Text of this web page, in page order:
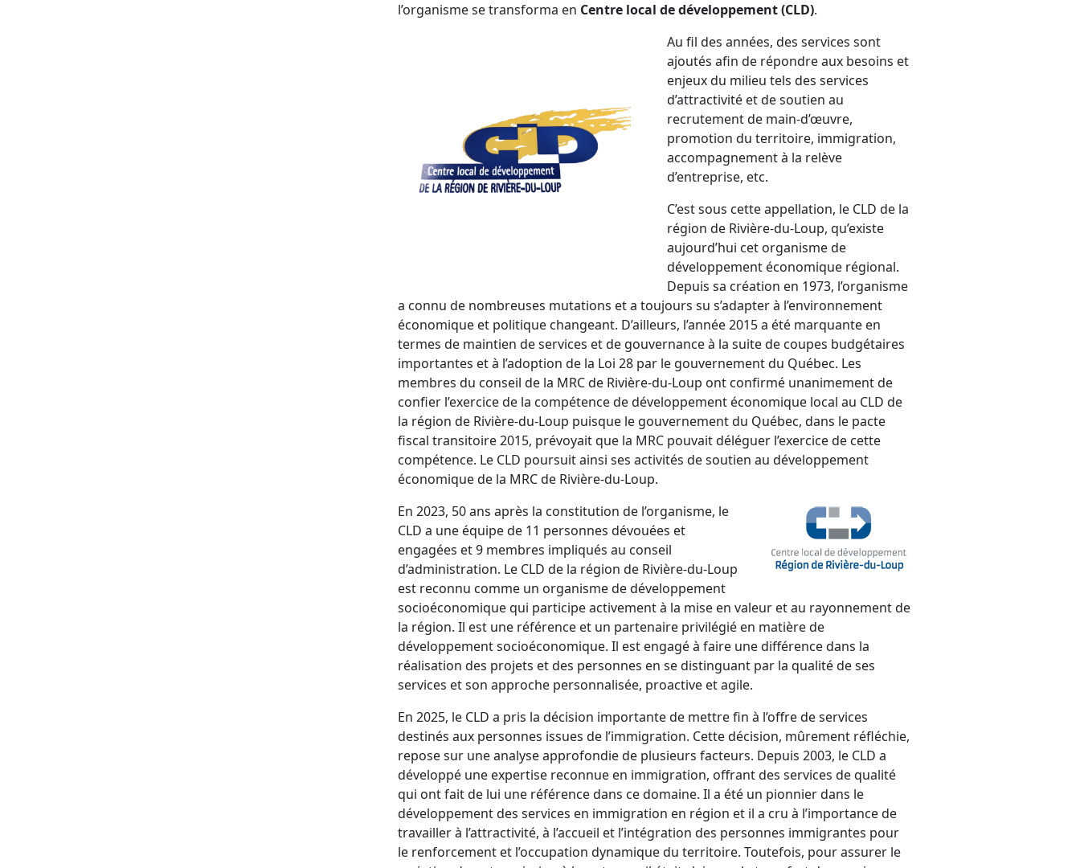
l’organisme se transforma en Centre local de développement (CLD).
Au fil des années, des services sont
ajoutés afin de répondre aux besoins et
enjeux du milieu tels des services
d’attractivité et de soutien au
recrutement de main-d’œuvre,
promotion du territoire, immigration,
accompagnement à la relève
d’entreprise, etc.
C’est sous cette appellation, le CLD de la
région de Rivière-du-Loup, qu’existe
aujourd’hui cet organisme de
développement économique régional.
Depuis sa création en 1973, l’organisme
a connu de nombreuses mutations et a toujours su s’adapter à l’environnement
économique et politique changeant. D’ailleurs, l’année 2015 a été marquante en
termes de maintien de services et de gouvernance à la suite de coupes budgétaires
importantes et à l’adoption de la Loi 28 par le gouvernement du Québec. Les
membres du conseil de la MRC de Rivière-du-Loup ont confirmé unanimement de
confier l’exercice de la compétence de développement économique local au CLD de
la région de Rivière-du-Loup puisque le gouvernement du Québec, dans le pacte
fiscal transitoire 2015, prévoyait que la MRC pouvait déléguer l’exercice de cette
compétence. Le CLD poursuit ainsi ses activités de soutien au développement
économique de la MRC de Rivière-du-Loup.
En 2023, 50 ans après la constitution de l’organisme, le
CLD a une équipe de 11 personnes dévouées et
engagées et 9 membres impliqués au conseil
d’administration. Le CLD de la région de Rivière-du-Loup
est reconnu comme un organisme de développement
socioéconomique qui participe activement à la mise en valeur et au rayonnement de
la région. Il est une référence et un partenaire privilégié en matière de
développement socioéconomique. Il est engagé à faire une différence dans la
réalisation des projets et des personnes en se distinguant par la qualité de ses
services et son approche personnalisée, proactive et agile.
En 2025, le CLD a pris la décision importante de mettre fin à l’offre de services
destinés aux personnes issues de l’immigration. Cette décision, mûrement réfléchie,
repose sur une analyse approfondie de plusieurs facteurs. Depuis 2003, le CLD a
développé une expertise reconnue en immigration, offrant des services de qualité
qui ont fait de lui une référence dans ce domaine. Il a été un pionnier dans le
développement des services en immigration en région et il a cru à l’importance de
travailler à l’attractivité, à l’accueil et l’intégration des personnes immigrantes pour
le renforcement et l’occupation dynamique du territoire. Toutefois, pour assurer le